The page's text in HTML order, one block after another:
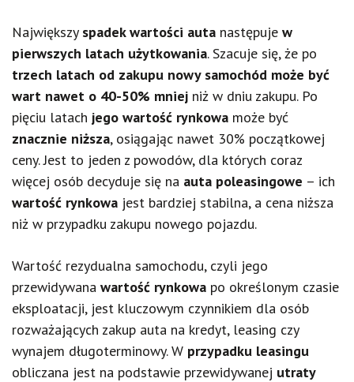
Największy spadek wartości auta następuje w
pierwszych latach użytkowania. Szacuje się, że po
trzech latach od zakupu nowy samochód może być
wart nawet o 40-50% mniej niż w dniu zakupu. Po
pięciu latach jego wartość rynkowa może być
znacznie niższa, osiągając nawet 30% początkowej
ceny. Jest to jeden z powodów, dla których coraz
więcej osób decyduje się na auta poleasingowe – ich
wartość rynkowa jest bardziej stabilna, a cena niższa
niż w przypadku zakupu nowego pojazdu.
Wartość rezydualna samochodu, czyli jego
przewidywana wartość rynkowa po określonym czasie
eksploatacji, jest kluczowym czynnikiem dla osób
rozważających zakup auta na kredyt, leasing czy
wynajem długoterminowy. W przypadku leasingu
obliczana jest na podstawie przewidywanej utraty